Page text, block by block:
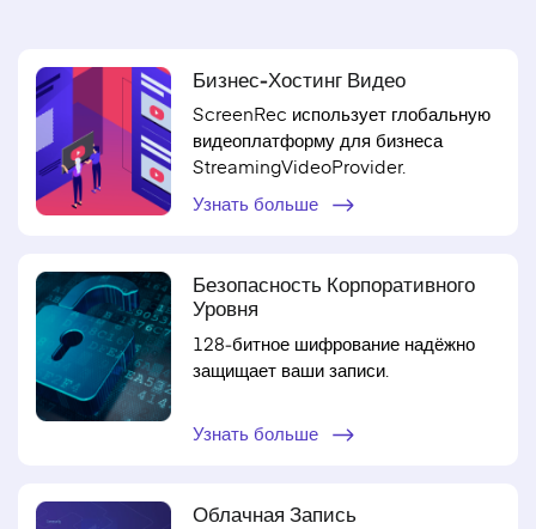
Бизнес‑хостинг Видео
ScreenRec использует глобальную
видеоплатформу для бизнеса
StreamingVideoProvider.
Узнать больше
Безопасность Корпоративного
Уровня
128‑битное шифрование надёжно
защищает ваши записи.
Узнать больше
Облачная Запись